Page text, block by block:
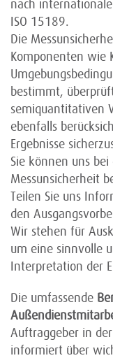
nach
ISO 15189.
Die
Komponenten wie
bestimmt,
semiquantitativen
ebenfalls
Ergebnisse
Sie können uns
Messunsicherheit
Teilen Sie uns
den
Wir stehen für
um eine sinnvolle
Interpretation der
Die umfassende
Auftraggeber in
informiert über